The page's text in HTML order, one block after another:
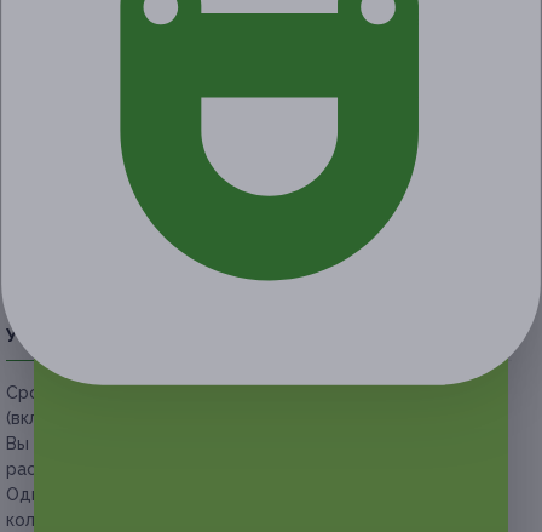
Поделиться с друзьями
Окончание действия
8 декабря 2020 г.
Условия
Срок действия купонов:
(включительно).
Вы можете предъявить купон в электронном или
распечатанном виде.
Один человек может приобрести неограниченное
количество купонов для себя и в подарок